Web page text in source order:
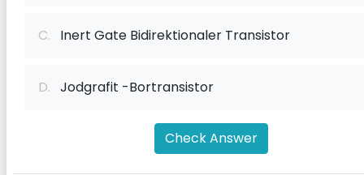
C. Inert Gate Bidirektionaler Transistor
D. Jodgrafit -Bortransistor
Check Answer